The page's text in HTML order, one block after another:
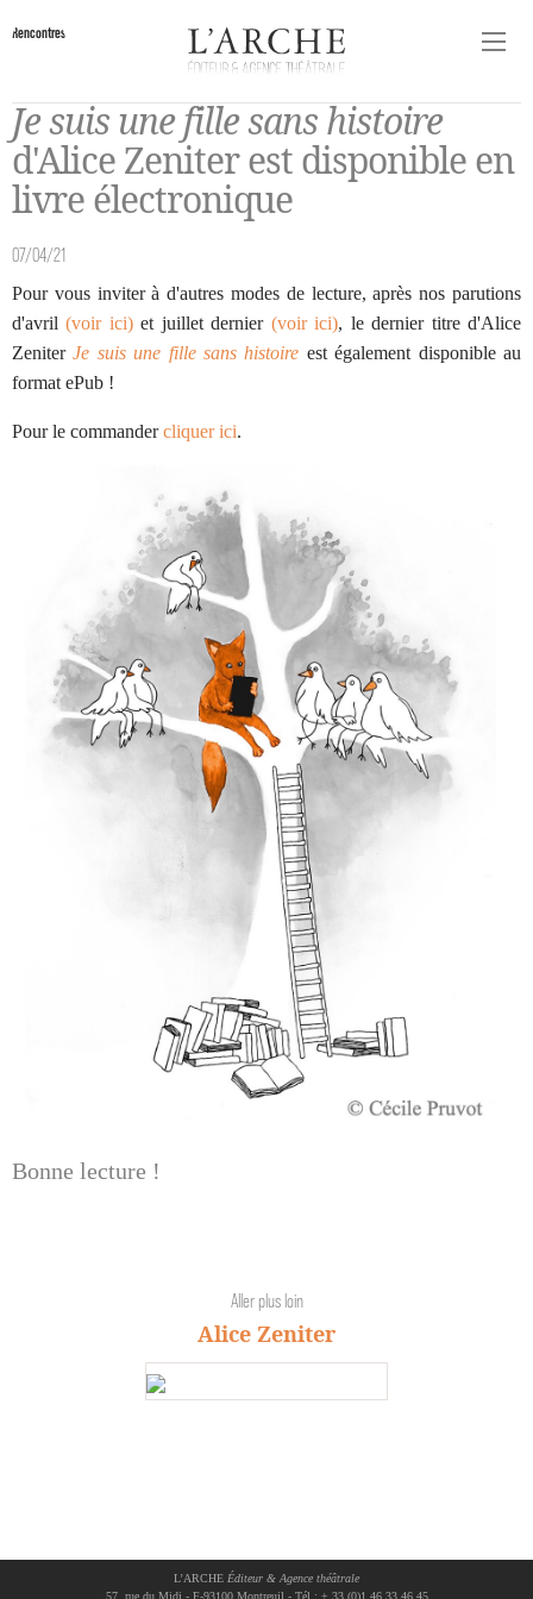
Rencontres
Je suis une fille sans histoire
d'Alice Zeniter est disponible en
livre électronique
07/04/21
Pour vous inviter à d'autres modes de lecture, après nos parutions
d'avril(voir ici)et juillet dernier (voir ici), le dernier titre d'Alice
ZeniterJe suis une fille sans histoire est également disponible au
format ePub !
Pour le commandercliquer ici.
Bonne lecture !
Aller plus loin
Alice Zeniter
L’ARCHE Éditeur & Agence théâtrale
57, rue du Midi - F-93100 Montreuil - Tél.: + 33 (0)1 46 33 46 45